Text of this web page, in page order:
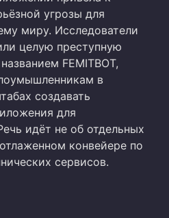
угрозы для
миру. Исследователи
целую преступную
FEMITBOT,
в
создавать
для
идёт не об отдельных
конвейере по
сервисов.